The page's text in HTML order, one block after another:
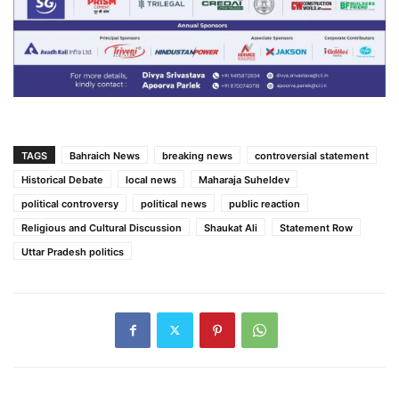
TAGS Bahraich News breaking news
controversial statement
Historical Debate
local news
Maharaja Suheldev
political controversy
political news
public reaction
Religious and Cultural Discussion
Shaukat Ali
Statement Row
Uttar Pradesh politics